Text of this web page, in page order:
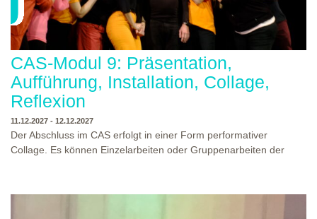
CAS-Modul 9: Präsentation,
Aufführung, Installation, Collage,
Reflexion
11.12.2027 - 12.12.2027
Der Abschluss im CAS erfolgt in einer Form performativer
Collage. Es können Einzelarbeiten oder Gruppenarbeiten der
Ausbildungsprogramm zu erleben. Die Studierenden des